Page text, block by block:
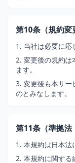
第10条（規約変
1. 当社は必要に応
2. 変更後の規約は
ます。
3. 変更後も本サー
のとみなします。
第11条（準拠法
1. 本規約は日本法
2. 本規約に関する